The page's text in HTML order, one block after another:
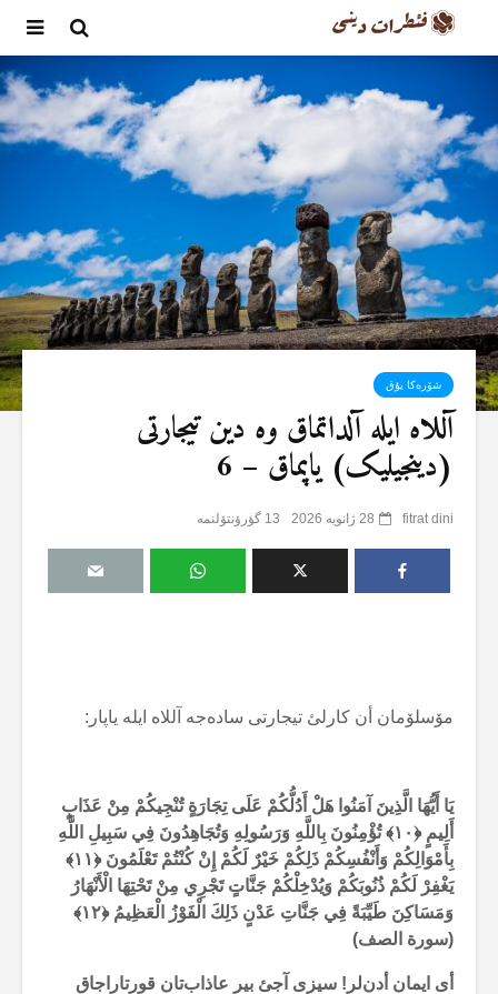
شۆرەکا یۇق
آللاە ایلە آلداتماق وە دین تیجارتی
(دینجیلیک) یاپماق – 6
fitrat dini 28 ژانویه 2026 13 گؤرۆنتۆلنمە
مۆسلۆمان أن کارلئ تیجارتی سادەجە آللاە ایلە یاپار:
يَا أَيُّهَا الَّذِينَ آمَنُوا هَلْ أَدُلُّكُمْ عَلَى تِجَارَةٍ تُنْجِيكُمْ مِنْ عَذَابٍ
أَلِيمٍ ﴿۱۰﴾تُؤْمِنُونَ بِاللَّهِ وَرَسُولِهِ وَتُجَاهِدُونَ فِي سَبِيلِ اللَّهِ
بِأَمْوَالِكُمْ وَأَنْفُسِكُمْ ذَلِكُمْ خَيْرٌ لَكُمْ إِنْ كُنْتُمْ تَعْلَمُونَ ﴿۱۱﴾
يَغْفِرْ لَكُمْ ذُنُوبَكُمْ وَيُدْخِلْكُمْ جَنَّاتٍ تَجْرِي مِنْ تَحْتِهَا الْأَنْهَارُ
وَمَسَاكِنَ طَيِّبَةً فِي جَنَّاتِ عَدْنٍ ذَلِكَ الْفَوْزُ الْعَظِيمُ ﴿۱۲﴾
(سورة الصف)
أی ایمان أدن‌لر! سیزی آجئ بیر عاذاب‌تان قورتاراجاق